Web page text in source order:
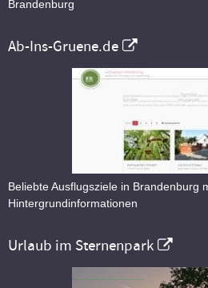
Brandenburg
Ab-Ins-Gruene.de
Beliebte Ausflugsziele in Brandenburg
Hintergrundinformationen
Urlaub im Sternenpark